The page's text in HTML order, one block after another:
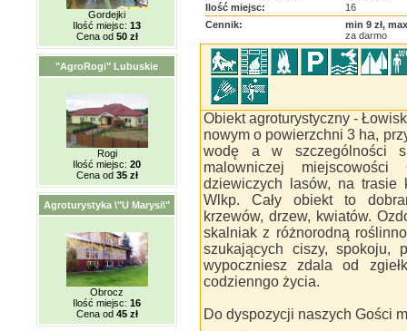
Gordejki
Ilość miejsc: 13
Cena od 50 zł
"AgroRogi" Lubuskie
Rogi
Ilość miejsc: 20
Cena od 35 zł
Agroturystyka \"U Marysi\"
Obrocz
Ilość miejsc: 16
Cena od 45 zł
Ilość miejsc:
16
Cennik:
min 9 zł,
za darmo
Obiekt agroturystyczny -
nowym o powierzchni 3 ha,
wodę a w szczególności
malowniczej
dziewiczych lasów, na
Wlkp. Cały obiekt to
krzewów, drzew, kwiatów.
skalniak z różnorodną
szukających ciszy, spokoju,
wypoczniesz zdala od
codzienngo życia.
Do dyspozycji naszych Gości